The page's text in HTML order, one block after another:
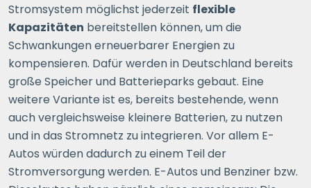
Stromsystem möglichst jederzeit flexible
Kapazitäten bereitstellen können, um die
Schwankungen erneuerbarer Energien zu
kompensieren. Dafür werden in Deutschland bereits
große Speicher und Batterieparks gebaut. Eine
weitere Variante ist es, bereits bestehende, wenn
auch vergleichsweise kleinere Batterien, zu nutzen
und in das Stromnetz zu integrieren. Vor allem E-
Autos würden dadurch zu einem Teil der
Stromversorgung werden. E-Autos und Benziner bzw.